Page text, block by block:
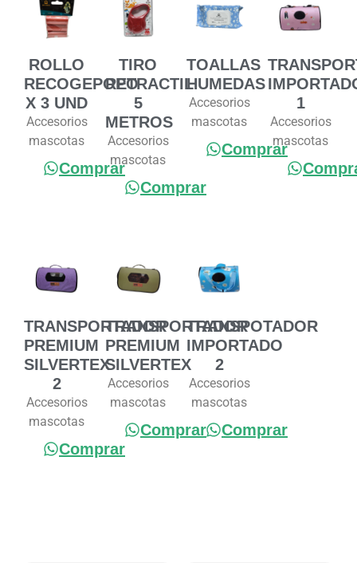
ROLLO
RECOGEPOPO
X 3 UND
Accesorios
mascotas
Comprar
TIRO
RETRACTIL
5
METROS
Accesorios
mascotas
Comprar
TOALLAS
HUMEDAS
Accesorios
mascotas
Comprar
1
Accesorios
mascotas
TRANSPORTADOR
PREMIUM
SILVERTEX
2
Accesorios
mascotas
Comprar
TRANSPORTADOR
PREMIUM
SILVERTEX
Accesorios
mascotas
Comprar
TRANSPOTADOR
IMPORTADO
2
Accesorios
mascotas
Comprar